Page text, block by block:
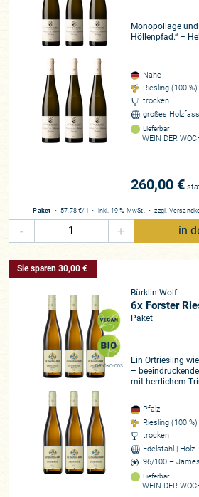
Monopollage
Höllenpfad.“ –
Nahe
Riesling (100 %)
trocken
großes Holzfass
Lieferbar
WEIN DER
260,00 €
Paket ・ 57,78 €/ l ・ inkl. 19 % MwSt. ・zzgl.
- + in
DE-ÖKO-003
Sie sparen 30,00 €
Bürklin-Wolf
6x Forster
Paket
Ein Ortriesling
–
mit herrlichem
Pfalz
Riesling (100 %)
trocken
Edelstahl | Holz
96/100 –
Lieferbar
WEIN DER